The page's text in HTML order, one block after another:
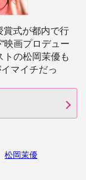
賞式が都内で行
映画プロデュー
トの松岡茉優も
マイチだっ
松岡茉優